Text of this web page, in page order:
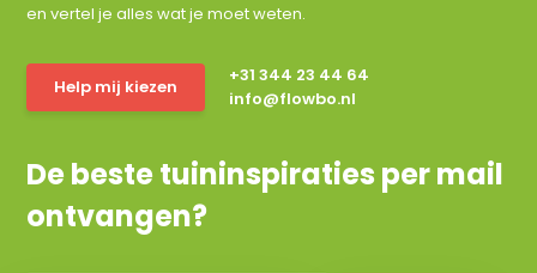
en vertel je alles wat je moet weten.
Help mij kiezen
+31 344 23 44 64
info@flowbo.nl
De beste tuininspiraties per mail
ontvangen?